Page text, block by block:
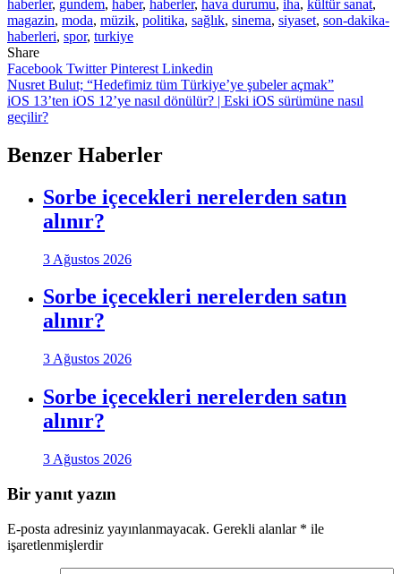
haberler, gundem, haber, haberler, hava durumu, iha, kültür sanat,
magazin, moda, müzik, politika, sağlık, sinema, siyaset, son-dakika-
haberleri, spor, turkiye
Share
Facebook TwitterPinterest Linkedin
Yazı
gezinmesi
Nusret Bulut; “Hedefimiz tüm Türkiye’ye şubeler açmak”
iOS 13’ten iOS 12’ye nasıl dönülür? | Eski iOS sürümüne nasıl
geçilir?
Benzer Haberler
Sorbe içecekleri nerelerden satın
alınır?
3 Ağustos 2026
Sorbe içecekleri nerelerden satın
alınır?
3 Ağustos 2026
Sorbe içecekleri nerelerden satın
alınır?
3 Ağustos 2026
Bir yanıt yazın
E-posta adresiniz yayınlanmayacak. Gerekli alanlar * ile
işaretlenmişlerdir